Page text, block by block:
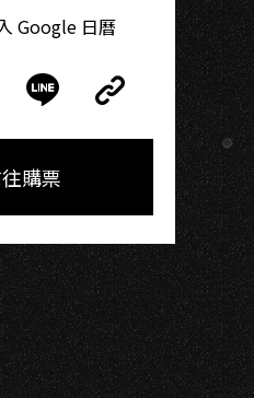
Google 日曆
on
LINE
Link
購票